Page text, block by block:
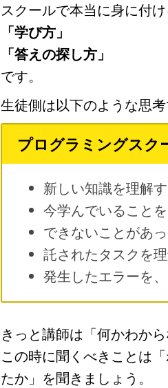
スクールで本当に身に付
「学び方」
「答えの探し方」
です。
生徒側は以下のような思
プログラミングスク
新しい知識を理解
今学んでいること
できないことがあ
託されたタスクを
発生したエラーを
きっと講師は「何かわか
この時に聞くべきことは
たか」を聞きましょう。